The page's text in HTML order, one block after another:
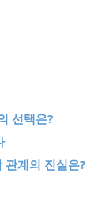
선택은?
관계의 진실은?